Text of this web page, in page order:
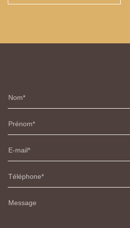
Nom
Prénom
E-mail
Téléphone
Message